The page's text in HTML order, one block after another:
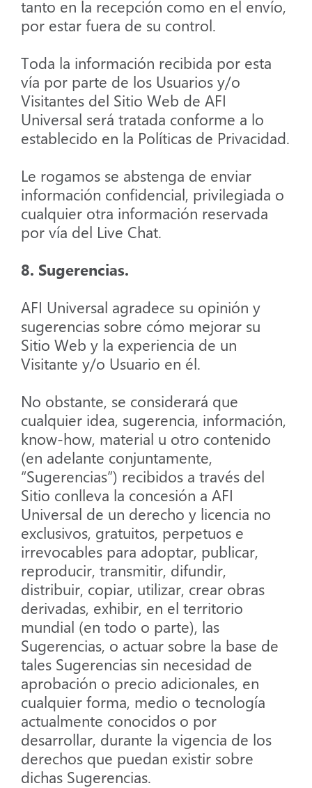
tanto en la recepción como en el envío,
por estar fuera de su control.
Toda la información recibida por esta
vía por parte de los Usuarios y/o
Visitantes del Sitio Web de AFI
Universal será tratada conforme a lo
establecido en la Políticas de Privacidad.
Le rogamos se abstenga de enviar
información confidencial, privilegiada o
cualquier otra información reservada
por vía del Live Chat.
8. Sugerencias.
AFI Universal agradece su opinión y
sugerencias sobre cómo mejorar su
Sitio Web y la experiencia de un
Visitante y/o Usuario en él.
No obstante, se considerará que
cualquier idea, sugerencia, información,
know-how, material u otro contenido
(en adelante conjuntamente,
“Sugerencias”) recibidos a través del
Sitio conlleva la concesión a AFI
Universal de un derecho y licencia no
exclusivos, gratuitos, perpetuos e
irrevocables para adoptar, publicar,
reproducir, transmitir, difundir,
distribuir, copiar, utilizar, crear obras
derivadas, exhibir, en el territorio
mundial (en todo o parte), las
Sugerencias, o actuar sobre la base de
tales Sugerencias sin necesidad de
aprobación o precio adicionales, en
cualquier forma, medio o tecnología
actualmente conocidos o por
desarrollar, durante la vigencia de los
derechos que puedan existir sobre
dichas Sugerencias.